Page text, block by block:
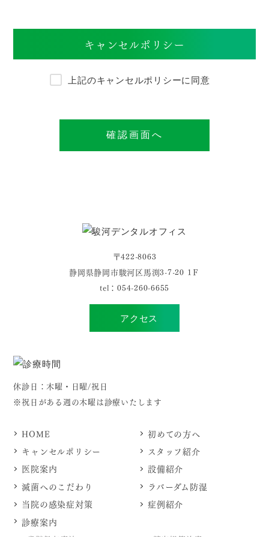
キャンセルポリシー
上記のキャンセルポリシーに同意
〒422-8063
静岡県静岡市駿河区馬渕3-7-20 1Ｆ
tel： 054-260-6655
アクセス
休診日：木曜・日曜/祝日
※祝日がある週の木曜は診療いたします
HOME
初めての方へ
キャンセルポリシー
スタッフ紹介
医院案内
設備紹介
滅菌へのこだわり
ラバーダム防湿
当院の感染症対策
症例紹介
診療案内